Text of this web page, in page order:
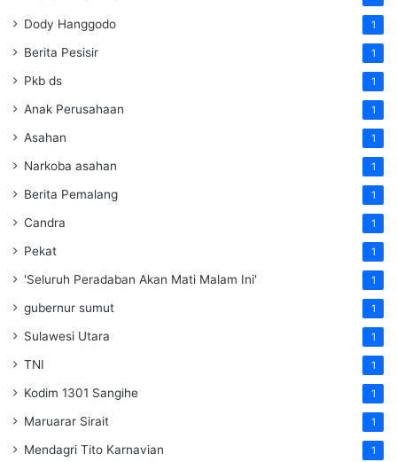
Dody Hanggodo 1
Berita Pesisir 1
Pkb ds 1
Anak Perusahaan 1
Asahan 1
Narkoba asahan 1
Berita Pemalang 1
Candra 1
Pekat 1
'Seluruh Peradaban Akan Mati Malam Ini' 1
gubernur sumut 1
Sulawesi Utara 1
TNI 1
Kodim 1301 Sangihe 1
Maruarar Sirait 1
Mendagri Tito Karnavian 1